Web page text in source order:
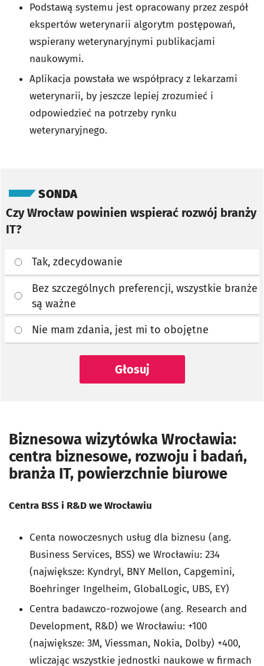
Podstawą systemu jest opracowany przez zespół
ekspertów weterynarii algorytm postępowań,
wspierany weterynaryjnymi publikacjami
naukowymi.
Aplikacja powstała we współpracy z lekarzami
weterynarii, by jeszcze lepiej zrozumieć i
odpowiedzieć na potrzeby rynku
weterynaryjnego.
SONDA
Czy Wrocław powinien wspierać rozwój branży
IT?
Tak, zdecydowanie
Bez szczególnych preferencji, wszystkie branże
są ważne
Nie mam zdania, jest mi to obojętne
Głosuj
Biznesowa wizytówka Wrocławia:
centra biznesowe, rozwoju i badań,
branża IT, powierzchnie biurowe
Centra BSS i R&D we Wrocławiu
Centa nowoczesnych usług dla biznesu (ang.
Business Services, BSS) we Wrocławiu: 234
(największe: Kyndryl, BNY Mellon, Capgemini,
Boehringer Ingelheim, GlobalLogic, UBS, EY)
Centra badawczo-rozwojowe (ang. Research and
Development, R&D) we Wrocławiu: +100
(największe: 3M, Viessman, Nokia, Dolby) +400,
wliczając wszystkie jednostki naukowe w firmach